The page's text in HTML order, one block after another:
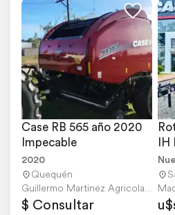
Case RB 565 año 2020
Impecable
2020
Quequén
Guillermo Martinez Agricola S.A.
$ Consultar
IH